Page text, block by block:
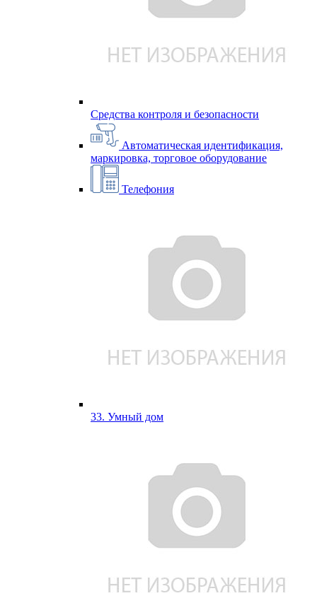
Средства контроля и безопасности
Автоматическая идентификация,
маркировка, торговое оборудование
Телефония
33. Умный дом